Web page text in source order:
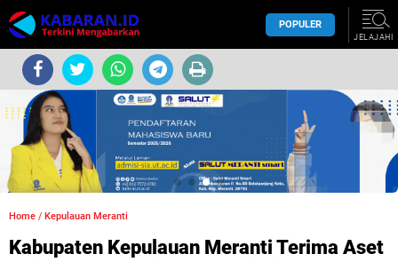
POPULER
JELAJAHI
Home / Kepulauan Meranti
Kabupaten Kepulauan Meranti Terima Aset